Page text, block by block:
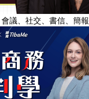
議、社交、書信、簡